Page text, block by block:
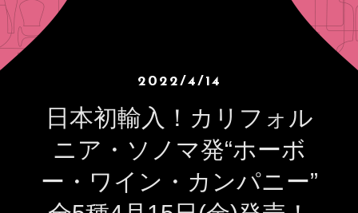
2022/4/14
日本初輸入！カリフォル
ニア・ソノマ発“ホーボ
ー・ワイン・カンパニー”